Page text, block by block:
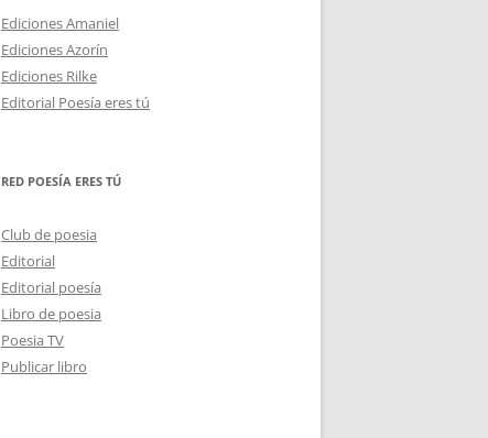
Ediciones Amaniel
Ediciones Azorín
Ediciones Rilke
Editorial Poesía eres tú
RED POESÍA ERES TÚ
Club de poesia
Editorial
Editorial poesía
Libro de poesia
Poesia TV
Publicar libro